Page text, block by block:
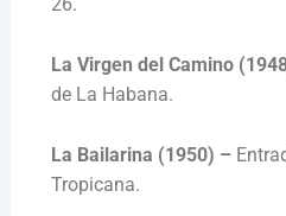
26.
La Virgen del Camino
de La Habana.
La Bailarina (1950) –
Tropicana.